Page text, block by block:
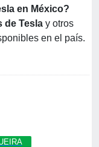
en México?
de Tesla y otros
en el país.